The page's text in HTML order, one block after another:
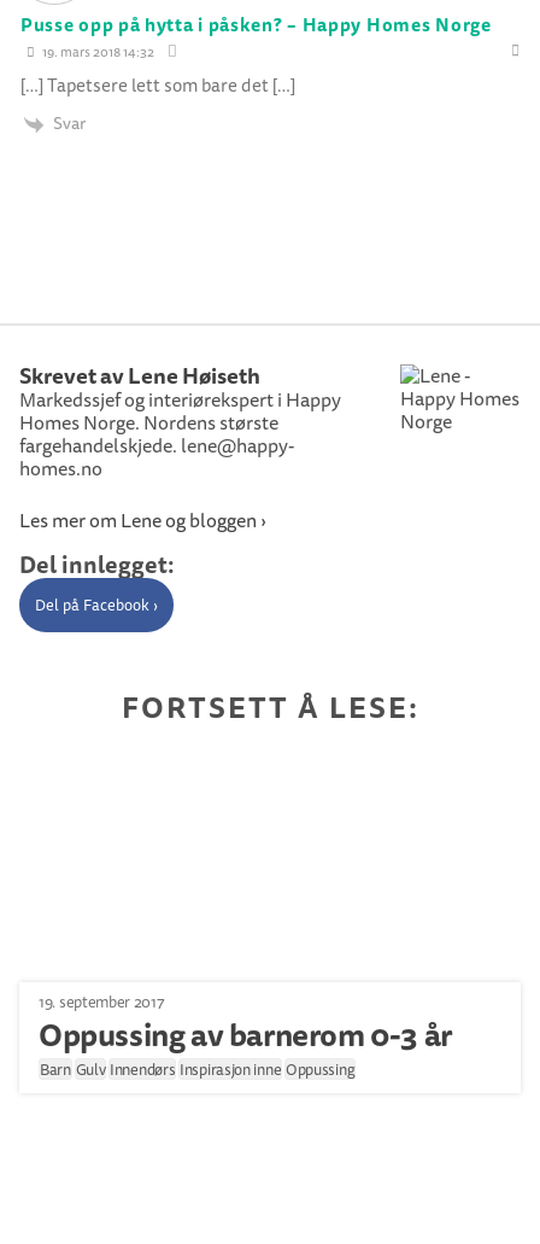
Pusse opp på hytta i påsken? – Happy Homes Norge
19. mars 2018 14:32
[…] Tapetsere lett som bare det […]
Svar
Skrevet av Lene Høiseth
Markedssjef og interiørekspert i Happy
Homes Norge. Nordens største
fargehandelskjede. lene@happy-
homes.no
Les mer om Lene og bloggen ›
Del innlegget:
Del på Facebook ›
FORTSETT Å LESE:
19. september 2017
Oppussing av barnerom 0-3 år
Barn Gulv Innendørs Inspirasjon inne Oppussing